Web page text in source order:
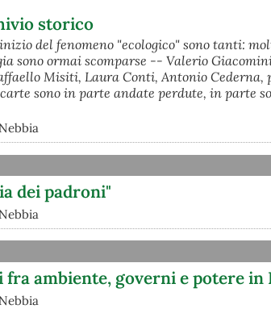
storico
del fenomeno "ecologico" sono tanti:
sono ormai scomparse -- Valerio
Misiti, Laura Conti, Antonio Cederna,
sono in parte andate perdute, in parte
dei padroni"
ambiente, governi e potere in